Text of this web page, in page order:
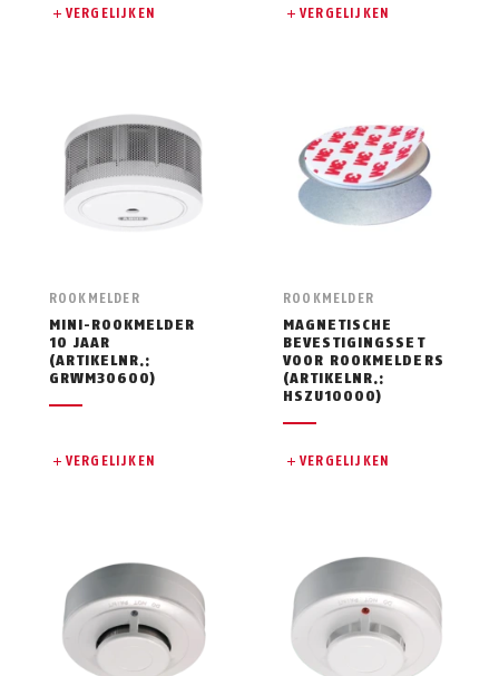
VERGELIJKEN VERGELIJKEN
ROOKMELDER
MINI-ROOKMELDER
10 JAAR
(ARTIKELNR.:
GRWM30600)
VERGELIJKEN
ROOKMELDER
MAGNETISCHE
BEVESTIGINGSSET
VOOR ROOKMELDERS
(ARTIKELNR.:
HSZU10000)
VERGELIJKEN